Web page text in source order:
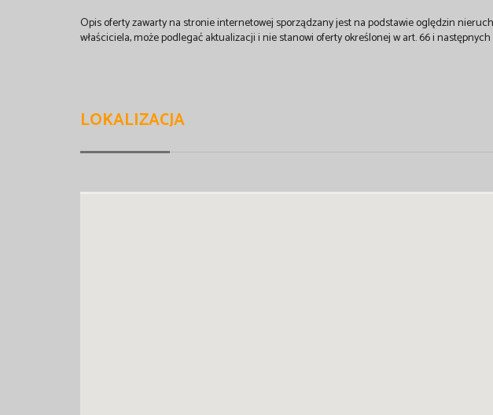
Opis oferty zawarty na stronie internetowej sporządzany jest na podstawie oględzin
właściciela, może podlegać aktualizacji i nie stanowi oferty określonej w art. 66 i następnych
LOKALIZACJA